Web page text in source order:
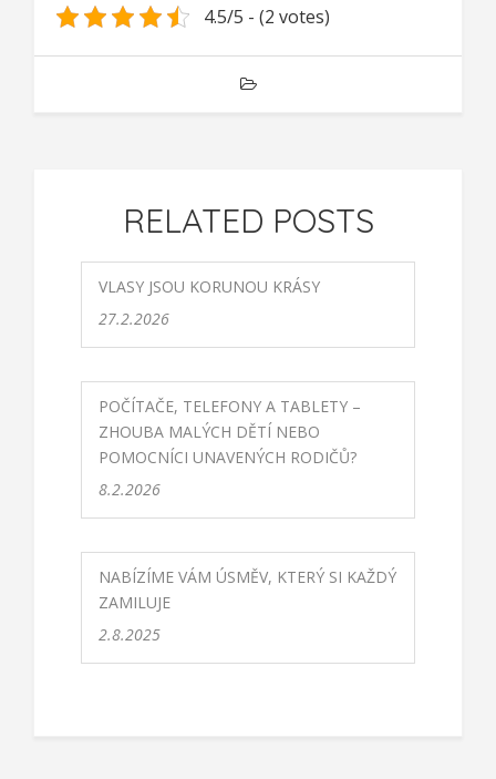
4.5/5 - (2 votes)
RELATED POSTS
VLASY JSOU KORUNOU KRÁSY
27.2.2026
POČÍTAČE, TELEFONY A TABLETY –
ZHOUBA MALÝCH DĚTÍ NEBO
POMOCNÍCI UNAVENÝCH RODIČŮ?
8.2.2026
NABÍZÍME VÁM ÚSMĚV, KTERÝ SI KAŽDÝ
ZAMILUJE
2.8.2025